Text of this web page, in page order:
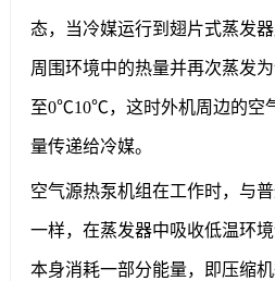
态，当冷媒运行到翅片式蒸发
周围环境中的热量并再次蒸发
至0℃10℃，这时外机周边的空
量传递给冷媒。
空气源热泵机组在工作时，与
一样，在蒸发器中吸收低温环
本身消耗一部分能量，即压缩